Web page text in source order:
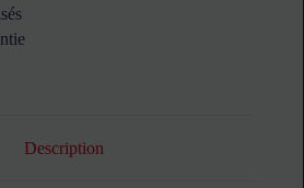
Description